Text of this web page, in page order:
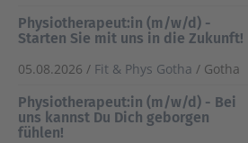
Physiotherapeut:in (m/w/d) -
Starten Sie mit uns in die Zukunft!
05.08.2026 / Fit & Phys Gotha / Gotha
Physiotherapeut:in (m/w/d) - Bei
uns kannst Du Dich geborgen
fühlen!